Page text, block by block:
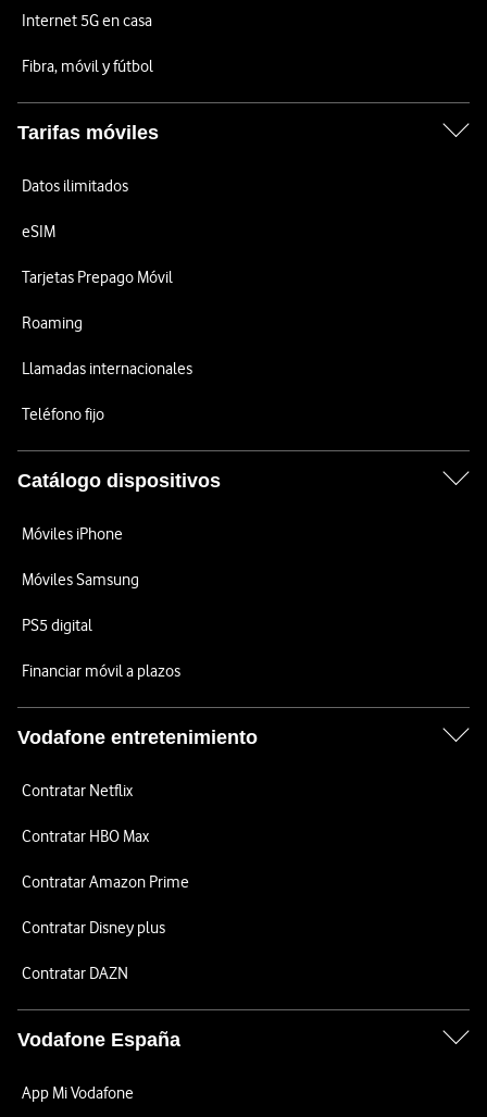
Internet 5G en casa
Fibra, móvil y fútbol
Tarifas móviles
Datos ilimitados
eSIM
Tarjetas Prepago Móvil
Roaming
Llamadas internacionales
Teléfono fijo
Catálogo dispositivos
Móviles iPhone
Móviles Samsung
PS5 digital
Financiar móvil a plazos
Vodafone entretenimiento
Contratar Netflix
Contratar HBO Max
Contratar Amazon Prime
Contratar Disney plus
Contratar DAZN
Vodafone España
App Mi Vodafone